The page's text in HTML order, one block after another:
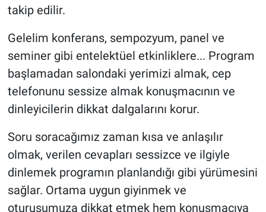
takip edilir.
Gelelim konferans, sempozyum, panel ve
seminer gibi entelektüel etkinliklere... Program
başlamadan salondaki yerimizi almak, cep
telefonunu sessize almak konuşmacının ve
dinleyicilerin dikkat dalgalarını korur.
Soru soracağımız zaman kısa ve anlaşılır
olmak, verilen cevapları sessizce ve ilgiyle
dinlemek programın planlandığı gibi yürümesini
sağlar. Ortama uygun giyinmek ve
oturuşumuza dikkat etmek hem konuşmacıya